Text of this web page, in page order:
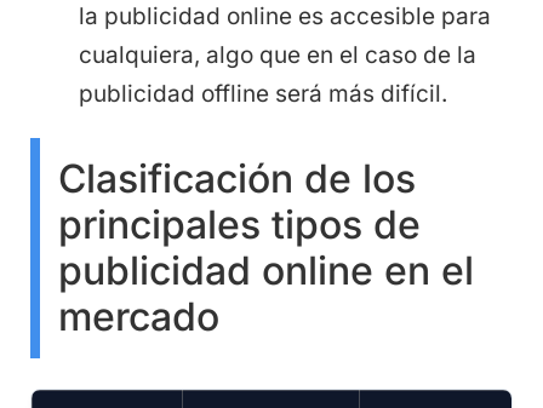
la publicidad online es accesible para
cualquiera, algo que en el caso de la
publicidad offline será más difícil.
Clasificación de los
principales tipos de
publicidad online en el
mercado